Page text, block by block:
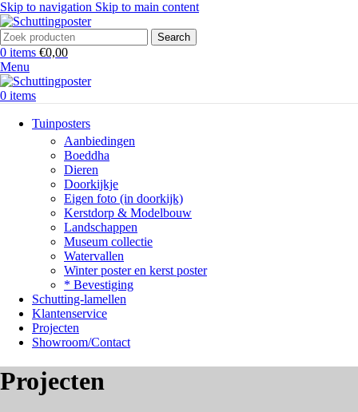
Skip to navigation Skip to main content
Search
0 items €0,00
Menu
0 items
Tuinposters
Aanbiedingen
Boeddha
Dieren
Doorkijkje
Eigen foto (in doorkijk)
Kerstdorp & Modelbouw
Landschappen
Museum collectie
Watervallen
Winter poster en kerst poster
* Bevestiging
Schutting-lamellen
Klantenservice
Projecten
Showroom/Contact
Projecten